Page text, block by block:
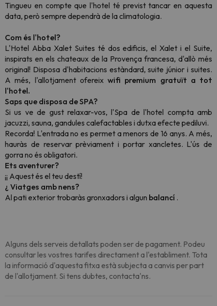
Tingueu en compte que l'hotel té previst tancar en aquesta
data, però sempre dependrà de la climatologia.
Com és l'hotel?
L'Hotel Abba Xalet Suites té dos edificis, el Xalet i el Suite,
inspirats en els chateaux de la Provença francesa, d'allò més
original! Disposa d'habitacions estàndard, suite júnior i suites.
A més, l'allotjament ofereix wifi premium gratuït a tot
l'hotel.
Saps que disposa de SPA?
Si us ve de gust relaxar-vos, l'Spa de l'hotel compta amb
jacuzzi, sauna, gandules calefactables i dutxa efecte pediluvi.
Recorda! L'entrada no es permet a menors de 16 anys. A més,
hauràs de reservar prèviament i portar xancletes. L'ús de
gorra no és obligatori.
Ets aventurer?
¡¡ Aquest és el teu destí!
¿ Viatges amb nens?
Al pati exterior trobaràs gronxadors i algun balancí .
Alguns dels serveis detallats poden ser de pagament. Podeu
consultar les vostres tarifes directament a l'establiment. Tota
la informació d'aquesta fitxa està subjecta a canvis per part
de l'allotjament. Si tens dubtes, contacta'ns.